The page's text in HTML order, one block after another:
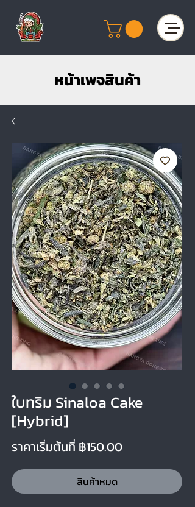
หน้าเพจสินค้า
ใบทริม Sinaloa Cake
[Hybrid]
ราคาเริ่มต้นที่ ฿150.00ราคาขายลด
สินค้าหมด